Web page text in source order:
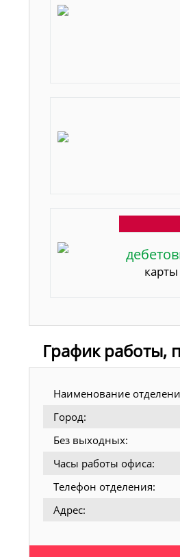
карты
График работы,
Наименование
Город:
Без выходных:
Часы работы офиса:
Телефон отделения:
Адрес: